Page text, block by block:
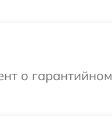
о гарантийном